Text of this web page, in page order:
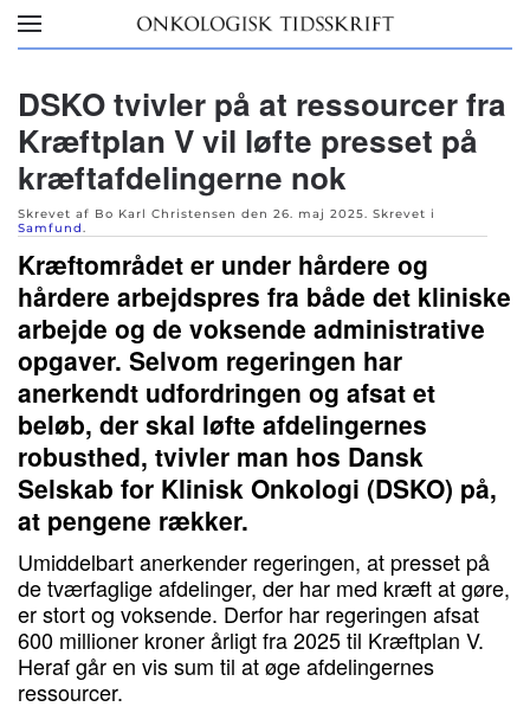
Skip to main content
DSKO tvivler på at ressourcer fra
Kræftplan V vil løfte presset på
kræftafdelingerne nok
Skrevet af Bo Karl Christensen den 26. maj 2025. Skrevet i
Samfund.
Kræftområdet er under hårdere og
hårdere arbejdspres fra både det kliniske
arbejde og de voksende administrative
opgaver. Selvom regeringen har
anerkendt udfordringen og afsat et
beløb, der skal løfte afdelingernes
robusthed, tvivler man hos Dansk
Selskab for Klinisk Onkologi (DSKO) på,
at pengene rækker.
Umiddelbart anerkender regeringen, at presset på
de tværfaglige afdelinger, der har med kræft at gøre,
er stort og voksende. Derfor har regeringen afsat
600 millioner kroner årligt fra 2025 til Kræftplan V.
Heraf går en vis sum til at øge afdelingernes
ressourcer.